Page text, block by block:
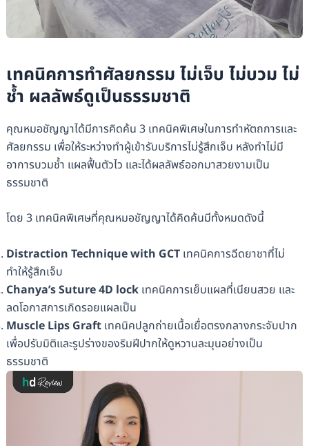
เทคนิคการทำศัลยกรรม ไม่เจ็บ ไม่บวม ไม่
ช้ำ ผลลัพธ์ดูเป็นธรรมชาติ
คุณหมอชัญญาได้มีการคิดค้น 3 เทคนิคพิเศษในการทำหัตถการและ
ศัลยกรรม เพื่อให้ระหว่างทำผู้เข้ารับบริการไม่รู้สึกเจ็บ หลังทำไม่มี
อาการบวมช้ำ แผลฟื้นตัวไว และได้ผลลัพธ์ออกมาสวยงามเป็น
ธรรมชาติ
โดย 3 เทคนิคพิเศษที่คุณหมอชัญญาได้คิดค้นมีทั้งหมดดังนี้
Distraction Technique with GCTเทคนิคการฉีดยาชาที่ไม่
ทำให้รู้สึกเจ็บ
Chanya’s Suture 4D lockเทคนิคการเย็บแผลที่เนียนสวย และ
ลดโอกาสการเกิดรอยแผลเป็น
Muscle Lips Graftเทคนิคปลูกถ่ายเนื้อเยื่อตรงกลางกระจับปาก
เพื่อปรับมิติและรูปร่างของริมฝีปากให้ดูหวานละมุนอย่างเป็น
ธรรมชาติ